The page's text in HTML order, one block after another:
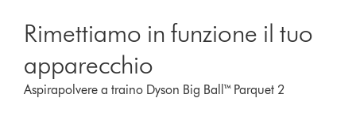
Rimettiamo in funzione il tuo
apparecchio
Aspirapolvere a traino Dyson Big Ball™ Parquet 2